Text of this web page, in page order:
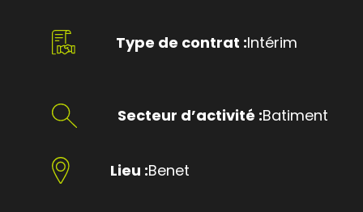
Type de contrat :Intérim
Secteur d’activité :Batiment
Lieu :Benet